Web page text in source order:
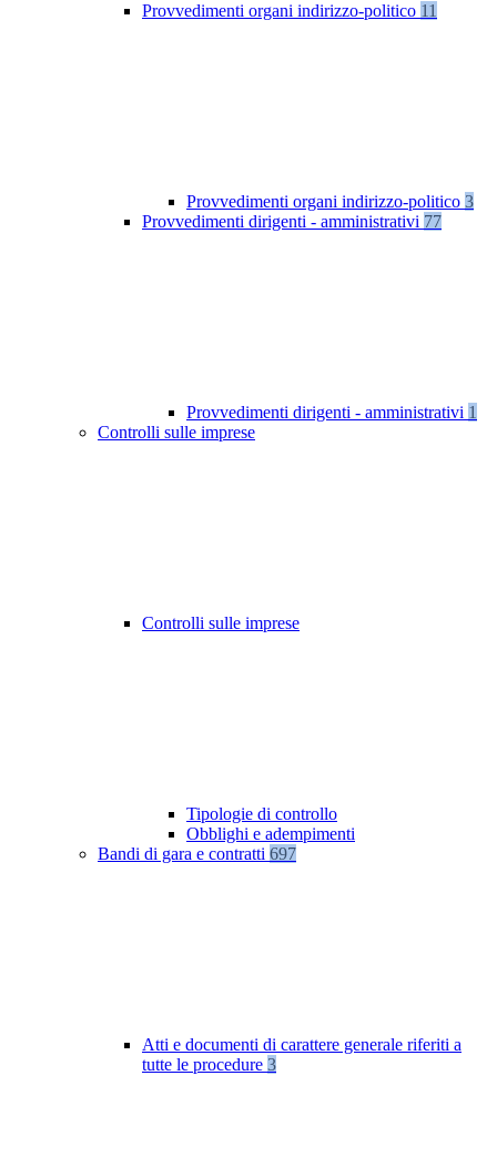
Provvedimenti organi indirizzo-politico 11
Provvedimenti organi indirizzo-politico 3
Provvedimenti dirigenti - amministrativi 77
Provvedimenti dirigenti - amministrativi 1
Controlli sulle imprese
Controlli sulle imprese
Tipologie di controllo
Obblighi e adempimenti
Bandi di gara e contratti 697
Atti e documenti di carattere generale riferiti a
tutte le procedure 3